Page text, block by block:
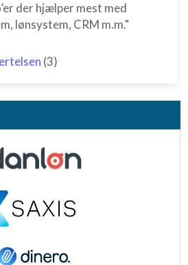
der hjælper mest med
lønsystem, CRM m.m."
(3)